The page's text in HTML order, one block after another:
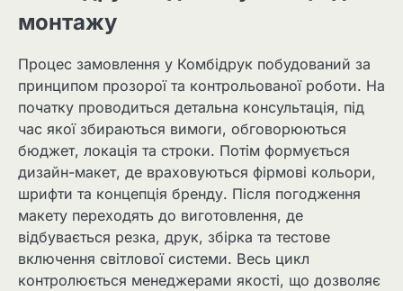
монтажу
Процес замовлення у Комбідрук побудований за
принципом прозорої та контрольованої роботи. На
початку проводиться детальна консультація, під
час якої збираються вимоги, обговорюються
бюджет, локація та строки. Потім формується
дизайн-макет, де враховуються фірмові кольори,
шрифти та концепція бренду. Після погодження
макету переходять до виготовлення, де
відбувається резка, друк, збірка та тестове
включення світлової системи. Весь цикл
контролюється менеджерами якості, що дозволяє